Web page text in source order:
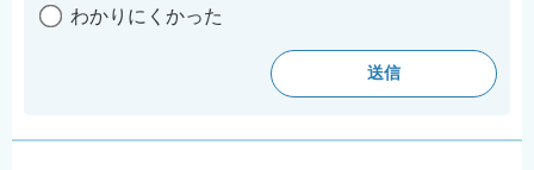
わかりにくかった